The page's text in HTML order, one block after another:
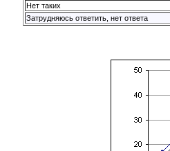
Нет таких
Затрудняюсь ответить, нет ответа